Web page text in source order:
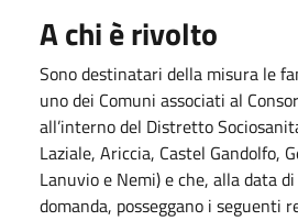
A chi è rivolto
Sono destinatari della misura le
uno dei Comuni associati al
all’interno del Distretto
Laziale, Ariccia, Castel Gandolfo,
Lanuvio e Nemi) e che, alla data
domanda, posseggano i seguenti